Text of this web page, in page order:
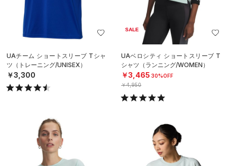
UAチーム ショートスリーブ Tシャ
ツ（トレーニング/UNISEX）
￥3,300
SALE
UAベロシティ ショートスリーブ T
シャツ（ランニング/WOMEN）
￥3,465 30%OFF
￥4,950